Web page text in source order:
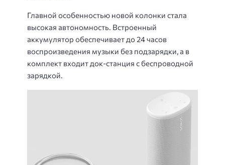
Главной особенностью новой колонки стала
высокая автономность. Встроенный
аккумулятор обеспечивает до 24 часов
воспроизведения музыки без подзарядки, а в
комплект входит док-станция с беспроводной
зарядкой.